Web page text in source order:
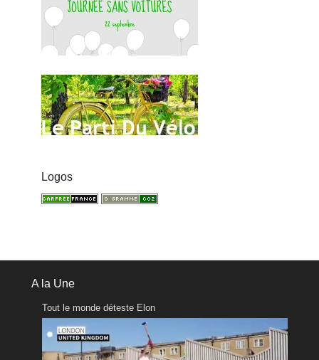
Logos
A la Une
Tout le monde déteste Elon